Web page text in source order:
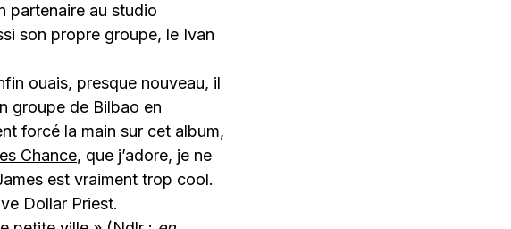
partenaire au studio
son propre groupe, le Ivan
ouais, presque nouveau, il
groupe de Bilbao en
forcé la main sur cet album,
Chance, que j’adore, je ne
est vraiment trop cool.
Dollar Priest.